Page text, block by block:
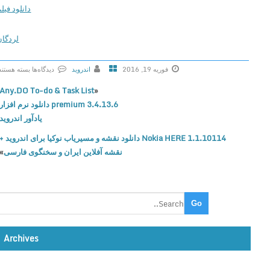
دانلود فیلم
لردگان
فوریه 19, 2016 اندروید
دیدگاه‌ها
ر
ا
ی
L
u
y
c
بسته هستند
Any.DO To-do & Task List
premium 3.4.13.6 دانلود نرم افزار
یادآور اندروید
Nokia HERE 1.1.10114 دانلود نقشه و مسیریاب نوکیا برای اندروید +
نقشه آفلاین ایران و سخنگوی فارسی»
Archives